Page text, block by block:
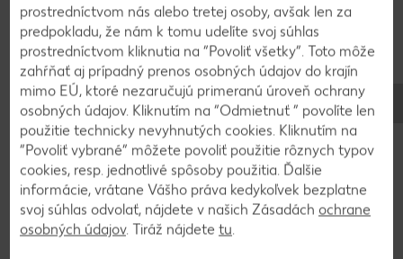
zatlačíme dnu a opačnou stranou varešky alebo
paličkou urobíme dierku. Naplníme džemom,
uzatvoríme piškótou a opatrne vyberieme z
formičky.
4
Formičku si vždy očistíme od cesta a opäť
vysypeme cukrom. Úliky dáme do chladničky na
niekoľko hodín a pred podávaním poprášime
prostredníctvom nás alebo tretej osoby, avšak len za
predpokladu, že nám k tomu udelíte svoj súhlas
prostredníctvom kliknutia na “Povoliť všetky”. Toto môže
zahŕňať aj prípadný prenos osobných údajov do krajín
mimo EÚ, ktoré nezaručujú primeranú úroveň ochrany
osobných údajov. Kliknutím na “Odmietnuť ” povolíte len
použitie technicky nevyhnutých cookies. Kliknutím na
“Povoliť vybrané” môžete povoliť použitie rôznych typov
cookies, resp. jednotlivé spôsoby použitia. Ďalšie
informácie, vrátane Vášho práva kedykoľvek bezplatne
svoj súhlas odvolať, nájdete v našich Zásadách ochrane
osobných údajov. Tiráž nájdete tu.